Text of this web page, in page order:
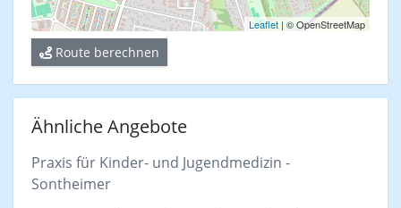
Leaflet | © OpenStreetMap
Route berechnen
Ähnliche Angebote
Praxis für Kinder- und Jugendmedizin -
Sontheimer